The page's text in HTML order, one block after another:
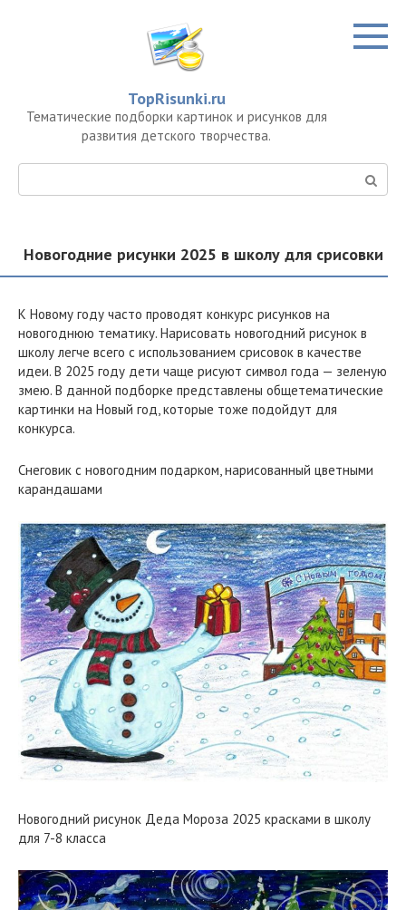
TopRisunki.ru
Тематические подборки картинок и рисунков для
развития детского творчества.
Новогодние рисунки 2025 в школу для срисовки
К Новому году часто проводят конкурс рисунков на
новогоднюю тематику. Нарисовать новогодний рисунок в
школу легче всего с использованием срисовок в качестве
идеи. В 2025 году дети чаще рисуют символ года — зеленую
змею. В данной подборке представлены общетематические
картинки на Новый год, которые тоже подойдут для
конкурса.
Снеговик с новогодним подарком, нарисованный цветными
карандашами
Новогодний рисунок Деда Мороза 2025 красками в школу
для 7-8 класса